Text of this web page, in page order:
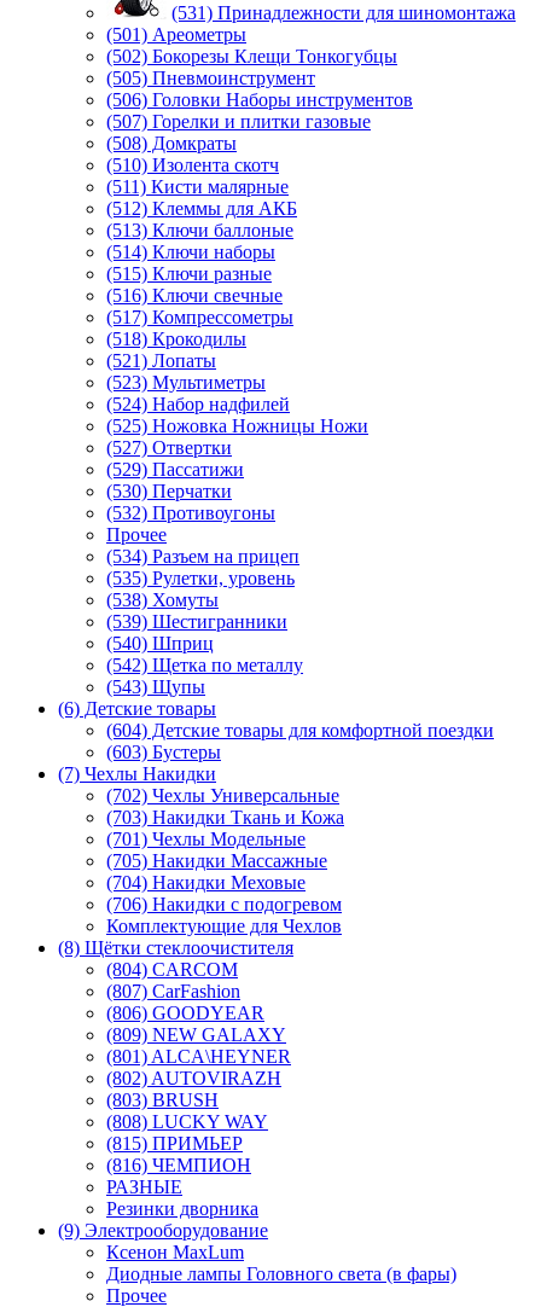
(531) Принадлежности для шиномонтажа
(501) Ареометры
(502) Бокорезы Клещи Тонкогубцы
(505) Пневмоинструмент
(506) Головки Наборы инструментов
(507) Горелки и плитки газовые
(508) Домкраты
(510) Изолента скотч
(511) Кисти малярные
(512) Клеммы для АКБ
(513) Ключи баллоные
(514) Ключи наборы
(515) Ключи разные
(516) Ключи свечные
(517) Компрессометры
(518) Крокодилы
(521) Лопаты
(523) Мультиметры
(524) Набор надфилей
(525) Ножовка Ножницы Ножи
(527) Отвертки
(529) Пассатижи
(530) Перчатки
(532) Противоугоны
Прочее
(534) Разъем на прицеп
(535) Рулетки, уровень
(538) Хомуты
(539) Шестигранники
(540) Шприц
(542) Щетка по металлу
(543) Щупы
(6) Детские товары
(604) Детские товары для комфортной поездки
(603) Бустеры
(7) Чехлы Накидки
(702) Чехлы Универсальные
(703) Накидки Ткань и Кожа
(701) Чехлы Модельные
(705) Накидки Массажные
(704) Накидки Меховые
(706) Накидки с подогревом
Комплектующие для Чехлов
(8) Щётки стеклоочистителя
(804) CARCOM
(807) CarFashion
(806) GOODYEAR
(809) NEW GALAXY
(801) ALCA\HEYNER
(802) AUTOVIRAZH
(803) BRUSH
(808) LUCKY WAY
(815) ПРИМЬЕР
(816) ЧЕМПИОН
РАЗНЫЕ
Резинки дворника
(9) Электрооборудование
Ксенон MaxLum
Диодные лампы Головного света (в фары)
Прочее